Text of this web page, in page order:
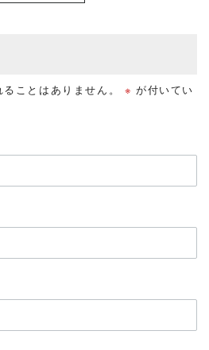
ことはありません。 ※ が付いてい